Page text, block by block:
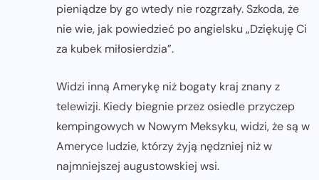
pieniądze by go wtedy nie rozgrzały. Szkoda, że
nie wie, jak powiedzieć po angielsku „Dziękuję Ci
za kubek miłosierdzia”.
Widzi inną Amerykę niż bogaty kraj znany z
telewizji. Kiedy biegnie przez osiedle przyczep
kempingowych w Nowym Meksyku, widzi, że są w
Ameryce ludzie, którzy żyją nędzniej niż w
najmniejszej augustowskiej wsi.